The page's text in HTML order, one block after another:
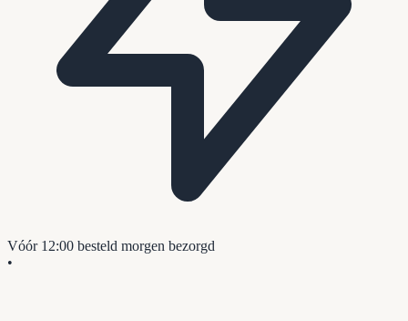
Vóór 12:00 besteld morgen bezorgd
•